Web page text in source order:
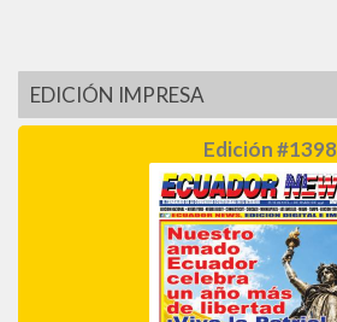
EDICIÓN IMPRESA
Edición #1398